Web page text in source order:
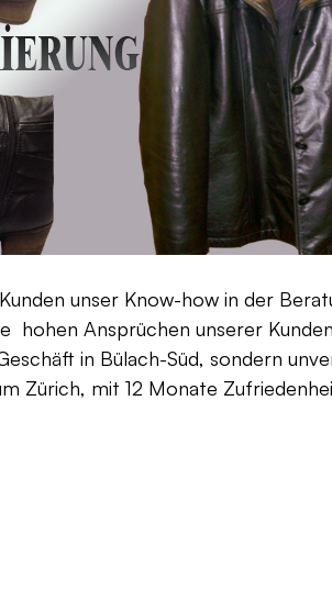
unser Know-how in der
hohen Ansprüchen unserer
in Bülach-Süd, sondern
Zürich, mit 12 Monate